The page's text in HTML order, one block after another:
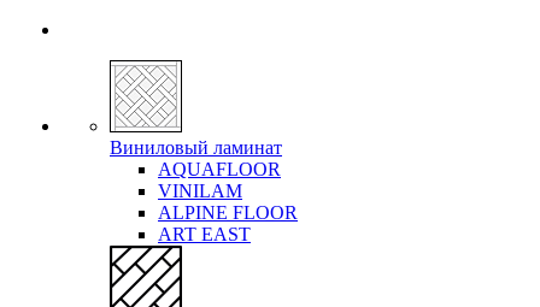
Виниловый ламинат
AQUAFLOOR
VINILAM
ALPINE FLOOR
ART EAST